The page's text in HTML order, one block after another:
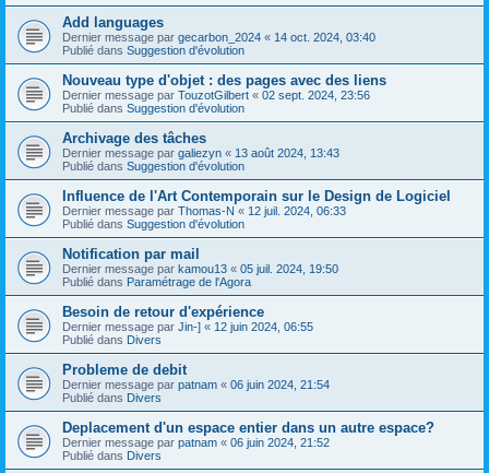
Add languages
Dernier message par gecarbon_2024 « 14 oct. 2024, 03:40
Publié dans Suggestion d'évolution
Nouveau type d'objet : des pages avec des liens
Dernier message par TouzotGilbert « 02 sept. 2024, 23:56
Publié dans Suggestion d'évolution
Archivage des tâches
Dernier message par galiezyn « 13 août 2024, 13:43
Publié dans Suggestion d'évolution
Influence de l'Art Contemporain sur le Design de Logiciel
Dernier message par Thomas-N « 12 juil. 2024, 06:33
Publié dans Suggestion d'évolution
Notification par mail
Dernier message par kamou13 « 05 juil. 2024, 19:50
Publié dans Paramétrage de l'Agora
Besoin de retour d'expérience
Dernier message par Jin-] « 12 juin 2024, 06:55
Publié dans Divers
Probleme de debit
Dernier message par patnam « 06 juin 2024, 21:54
Publié dans Divers
Deplacement d'un espace entier dans un autre espace?
Dernier message par patnam « 06 juin 2024, 21:52
Publié dans Divers